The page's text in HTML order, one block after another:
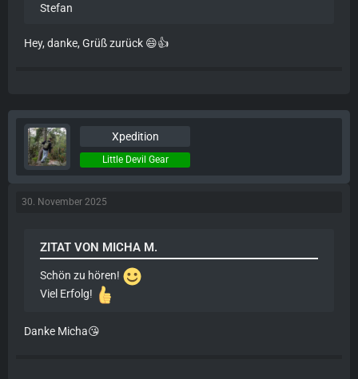
Stefan
Hey, danke, Grüß zurück 😄👍
Xpedition
Little Devil Gear
30. November 2025
ZITAT VON MICHA M.
Schön zu hören!
Viel Erfolg!
Danke Micha😘